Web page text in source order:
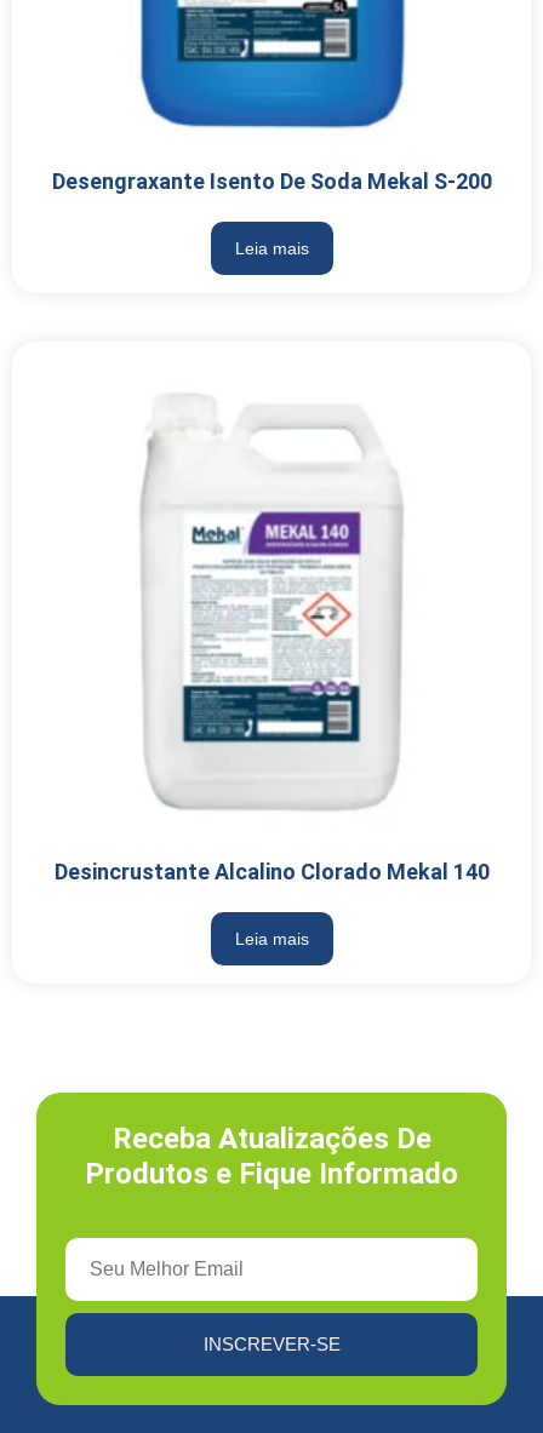
Desengraxante Isento De Soda Mekal S-200
Leia mais
Desincrustante Alcalino Clorado Mekal 140
Leia mais
Receba Atualizações De
Produtos e Fique Informado
INSCREVER-SE